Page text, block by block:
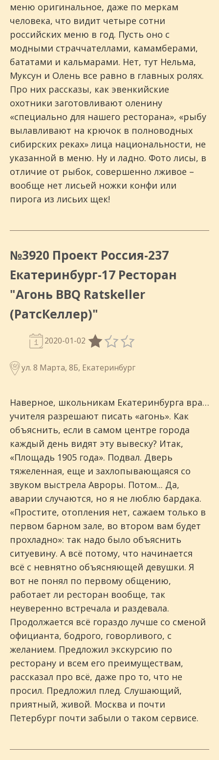
меню оригинальное, даже по меркам
человека, что видит четыре сотни
российских меню в год. Пусть оно с
модными страччателлами, камамберами,
бататами и кальмарами. Нет, тут Нельма,
Муксун и Олень все равно в главных ролях.
Про них рассказы, как эвенкийские
охотники заготовливают оленину
«специально для нашего ресторана», «рыбу
вылавливают на крючок в полноводных
сибирских реках» лица национальности, не
указанной в меню. Ну и ладно. Фото лисы, в
отличие от рыбок, совершенно лживое –
вообще нет лисьей ножки конфи или
пирога из лисьих щек!
№3920 Проект Россия-237
Екатеринбург-17 Ресторан
"Агонь BBQ Ratskeller
(РатсКеллер)"
2020-01-02
ул. 8 Марта, 8Б, Екатеринбург
Наверное, школьникам Екатеринбурга вра…
учителя разрешают писать «агонь». Как
объяснить, если в самом центре города
каждый день видят эту вывеску? Итак,
«Площадь 1905 года». Подвал. Дверь
тяжеленная, еще и захлопывающаяся со
звуком выстрела Авроры. Потом... Да,
аварии случаются, но я не люблю бардака.
«Простите, отопления нет, сажаем только в
первом барном зале, во втором вам будет
прохладно»: так надо было объяснить
ситуевину. А всё потому, что начинается
всё с невнятно объясняющей девушки. Я
вот не понял по первому общению,
работает ли ресторан вообще, так
неуверенно встречала и раздевала.
Продолжается всё гораздо лучше со сменой
официанта, бодрого, говорливого, с
желанием. Предложил экскурсию по
ресторану и всем его преимуществам,
рассказал про всё, даже про то, что не
просил. Предложил плед. Слушающий,
приятный, живой. Москва и почти
Петербург почти забыли о таком сервисе.